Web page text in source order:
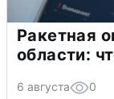
Ракетная
области:
6 августа 0